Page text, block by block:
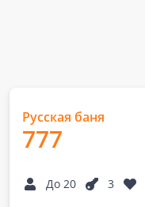
Русская баня
777
До 20 3